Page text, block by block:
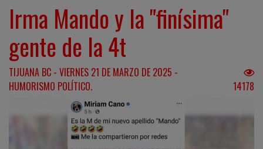
Irma Mando y la "finísima"
gente de la 4t
TIJUANA BC - VIERNES 21 DE MARZO DE 2025 -
HUMORISMO POLÍTICO.
14178